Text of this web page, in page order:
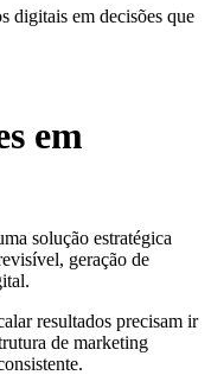
digitais em decisões que
em
solução estratégica
geração de
resultados precisam ir
de marketing